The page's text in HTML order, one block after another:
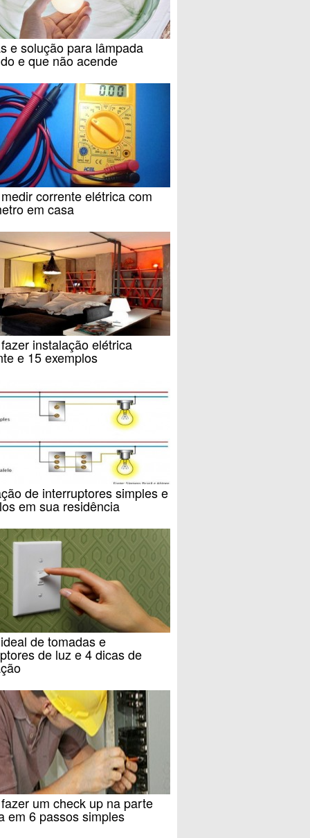
e solução para lâmpada
e que não acende
corrente elétrica com
em casa
instalação elétrica
e 15 exemplos
de interruptores simples e
em sua residência
de tomadas e
de luz e 4 dicas de
um check up na parte
em 6 passos simples